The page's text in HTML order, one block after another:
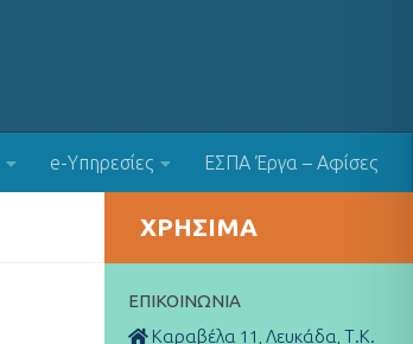
e-Υπηρεσίες ΕΣΠΑ Έργα – Αφίσες
ΧΡΉΣΙΜΑ
ΕΠΙΚΟΙΝΩΝΊΑ
Καραβέλα 11, Λευκάδα, Τ.Κ.